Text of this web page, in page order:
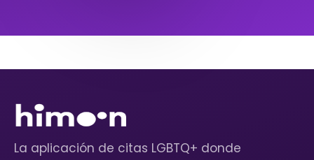
La aplicación de citas LGBTQ+ donde